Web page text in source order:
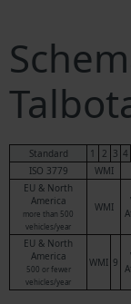
Standard 1 2 3 4
ISO 3779
WMI
EU & North
America
more than 500
vehicles/year
WMI
EU & North
America
500 or fewer
vehicles/year
WMI 9